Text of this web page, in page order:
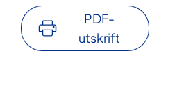
PDF-
utskrift